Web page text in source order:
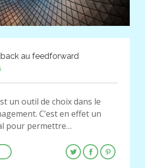
au feedforward
un outil de choix dans le
C’est en effet un
pour permettre…